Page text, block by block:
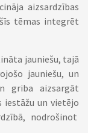
aizsardzības
tēmas integrēt
jauniešu, tajā
jauniešu, un
griba aizsargāt
iestāžu un vietējo
nodrošinot